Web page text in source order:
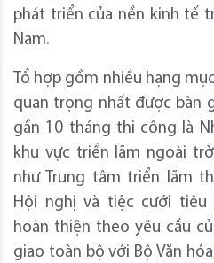
phát triển của nền kinh tế
Nam.
Tổ hợp gồm nhiều hạng
quan trọng nhất được bàn
gần 10 tháng thi công là
khu vực triển lãm ngoài
như Trung tâm triển lãm
Hội nghị và tiệc cưới
hoàn thiện theo yêu cầu
giao toàn bộ với Bộ Văn